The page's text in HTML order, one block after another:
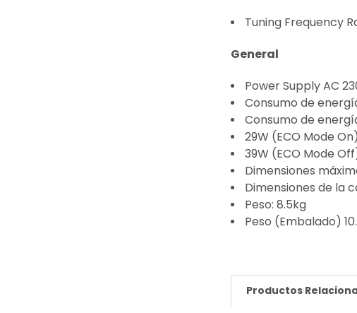
Tuning Frequency
General
Power Supply AC
Consumo de
Consumo de
29W (ECO Mode On)
39W (ECO Mode
Dimensiones
Dimensiones de la
Peso: 8.5kg
Peso (Embalado)
Productos